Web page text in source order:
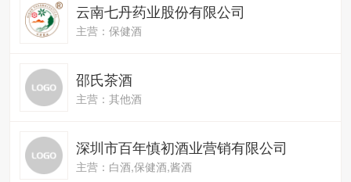
云南七丹药业股份有限公司
主营：保健酒
邵氏茶酒
主营：其他酒
深圳市百年慎初酒业营销有限公司
主营：白酒,保健酒,酱酒